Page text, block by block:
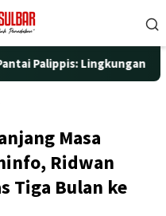
Lingkungan dan
Masa
Ridwan
Tiga Bulan ke